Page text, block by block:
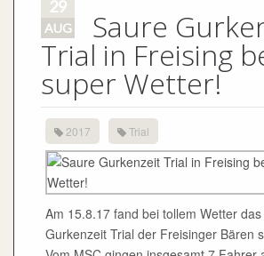
29
AUG Saure
Trial in Freising
super Wetter!
2017 Trial
Am 15.8.17 fand bei tollem Wetter
Gurkenzeit Trial der Freisinger Bären